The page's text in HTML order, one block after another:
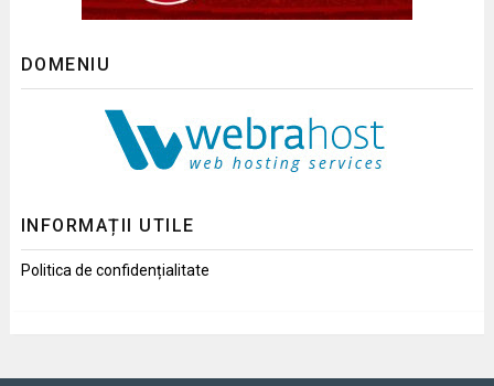
DOMENIU
INFORMAȚII UTILE
Politica de confidențialitate